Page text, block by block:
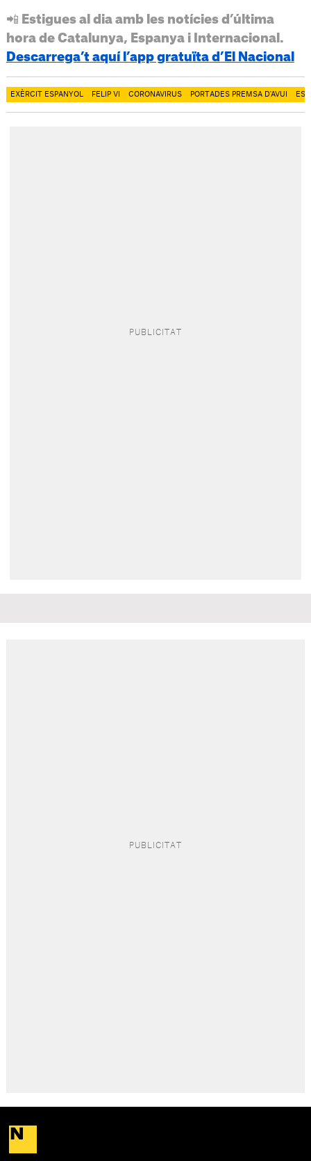
📲 Estigues al dia amb les notícies d’última
hora de Catalunya, Espanya i Internacional.
Descarrega’t aquí l’app gratuïta d’El Nacional
EXÈRCIT ESPANYOL FELIP VI CORONAVIRUS PORTADES PREMSA D'AVUI